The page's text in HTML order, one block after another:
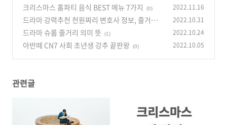
크리스마스 홈파티 음식 BEST 메뉴 7가지 (0) 2022.11.16
드라마 강력추천 천원짜리 변호사 정보, 줄거리
(0)
2022.10.31
드라마 슈룹 줄거리 의미 뜻 (1) 2022.10.24
아반떼 CN7 사회 초년생 강추 끝판왕 (0) 2022.10.05
관련글